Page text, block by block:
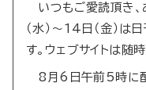
いつもご愛読頂き、
（水）～14日（金）は
す。ウェブサイトは随
8月6日午前5時に配